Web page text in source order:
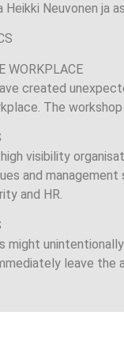
Heikki Neuvonen ja
WORKPLACE
created
The
high visibility
and
and HR.
might
leave the